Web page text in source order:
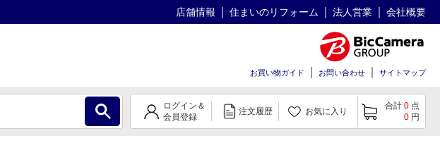
店舗情報 住まいのリフォーム 法人営業 会社概要
お買い物ガイド お問い合わせ サイトマップ
ログイン＆
会員登録
注文履歴 お気に入り
合計 0 点
0 円